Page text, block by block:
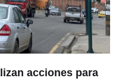
en la ciudad